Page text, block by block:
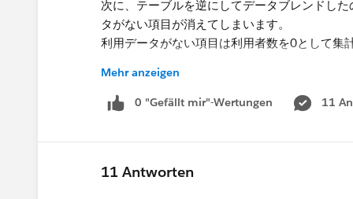
次に、テーブルを逆にしてデータブレンドし
タがない項目が消えてしまいます。
利用データがない項目は利用者数を0として集
■ 質問
やりたいことに記載した内容を実装する方法
Mehr anzeigen
0 "Gefällt mir"-Wertungen 11
11 Antworten